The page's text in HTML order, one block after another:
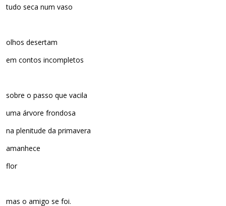
tudo seca num vaso
olhos desertam
em contos incompletos
sobre o passo que vacila
uma árvore frondosa
na plenitude da primavera
amanhece
flor
mas o amigo se foi.